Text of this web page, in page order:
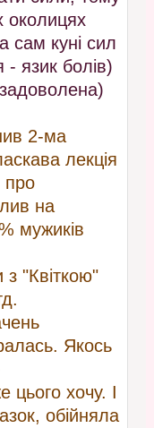
околицях
сам куні сил
- язик болів)
2-ма
лекція
про
на
мужиків
з "Квіткою"
Якось
цього хочу. І
обійняла